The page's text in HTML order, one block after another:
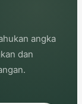
angka
dan